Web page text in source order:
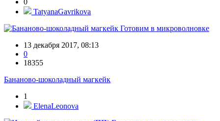
0
TatyanaGavrikova
Готовим в микроволновке
13 декабря 2017, 08:13
0
18355
Бананово-шоколадный магкейк
1
ElenaLeonova